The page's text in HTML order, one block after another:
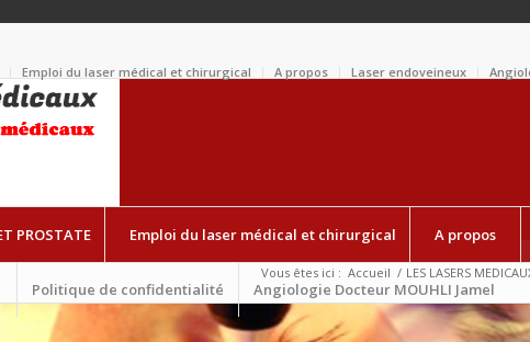
Emploi du laser médical et chirurgical A propos Laser endoveineux
PROSTATE Emploi du laser médical et chirurgical A propos
Politique de confidentialité Angiologie Docteur MOUHLI Jamel
Vous êtes ici : Accueil / LES LASERS